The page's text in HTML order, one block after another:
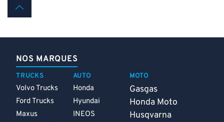
NOS MARQUES
TRUCKS
Volvo Trucks
Ford Trucks
Maxus
AUTO
Honda
Hyundai
INEOS
MOTO
Gasgas
Honda Moto
Husqvarna